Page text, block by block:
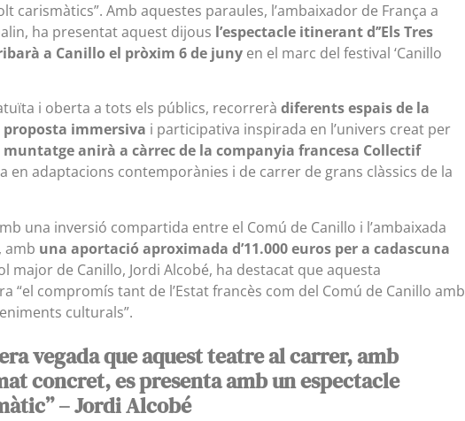
carismàtics”. Amb aquestes paraules, l’ambaixador de França a
ha presentat aquest dijous l’espectacle itinerant d’’Els Tres
a Canillo el pròxim 6 de juny en el marc del festival ‘Canillo
i oberta a tots els públics, recorrerà diferents espais de la
immersiva i participativa inspirada en l’univers creat per
muntatge anirà a càrrec de la companyia francesa Collectif
en adaptacions contemporànies i de carrer de grans clàssics de la
una inversió compartida entre el Comú de Canillo i l’ambaixada
amb una aportació aproximada d’11.000 euros per a cadascuna
major de Canillo, Jordi Alcobé, ha destacat que aquesta
“el compromís tant de l’Estat francès com del Comú de Canillo amb
culturals”.
vegada que aquest teatre al carrer, amb
concret, es presenta amb un espectacle
– Jordi Alcobé